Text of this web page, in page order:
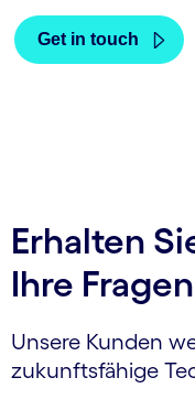
Erhalten
Ihre Fragen
Unsere Kunden
zukunftsfähige